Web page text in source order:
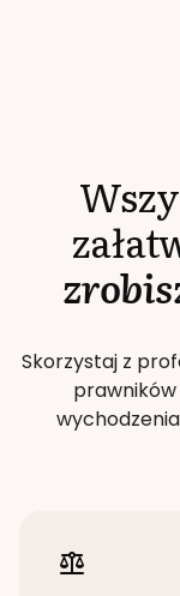
Skorzystaj z
prawników